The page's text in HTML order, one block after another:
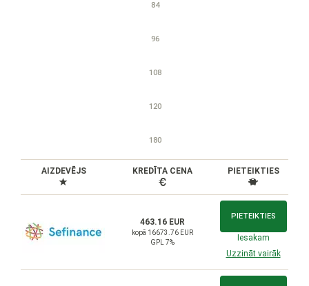
84
96
108
120
180
AIZDEVĒJS KREDĪTA CENA PIETEIKTIES
463.16 EUR
kopā 16673.76 EUR
GPL 7%
PIETEIKTIES
Iesakam
Uzzināt vairāk